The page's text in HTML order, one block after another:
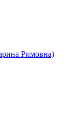
Римовна)